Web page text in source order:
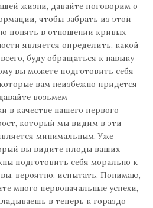
жизни, давайте поговорим о
чтобы забрать из этой
понять в отношении кривых
является определить, какой
буду обращаться к навыку
вы можете подготовить себя
вам неизбежно придется
возьмем
в качестве нашего первого
который мы видим в эти
минимальным. Уже
вы видите плоды ваших
подготовить себя морально к
вероятно, испытать. Понимаю,
много первоначальные успехи,
в теперь к гораздо